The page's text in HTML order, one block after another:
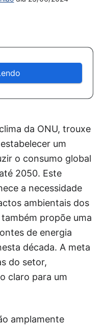
da ONU, trouxe
um
o consumo global
2050. Este
a necessidade
ambientais dos
propõe uma
de energia
década. A meta
do setor,
claro para um
amplamente